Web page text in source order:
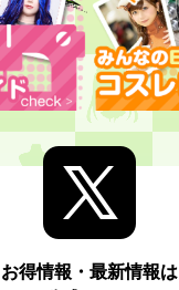
お得情報・最新情報は